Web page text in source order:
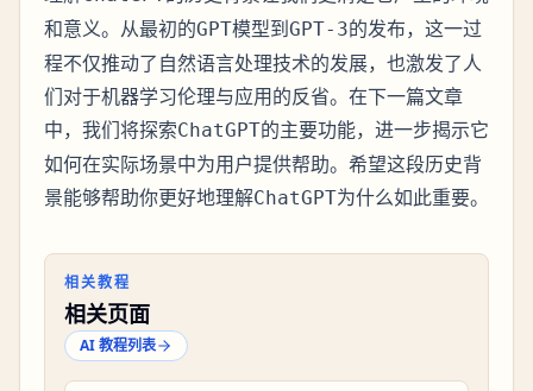
和意义。从最初的GPT模型到GPT-3的发布，这一过
程不仅推动了自然语言处理技术的发展，也激发了人
们对于机器学习伦理与应用的反省。在下一篇文章
中，我们将探索ChatGPT的主要功能，进一步揭示它
如何在实际场景中为用户提供帮助。希望这段历史背
景能够帮助你更好地理解ChatGPT为什么如此重要。
相关教程
相关页面
AI 教程列表